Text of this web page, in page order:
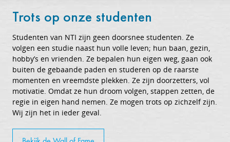
Trots op onze studenten
Studenten van NTI zijn geen doorsnee studenten. Ze
volgen een studie naast hun volle leven; hun baan, gezin,
hobby’s en vrienden. Ze bepalen hun eigen weg, gaan ook
buiten de gebaande paden en studeren op de raarste
momenten en vreemdste plekken. Ze zijn doorzetters, vol
motivatie. Omdat ze hun droom volgen, stappen zetten, de
regie in eigen hand nemen. Ze mogen trots op zichzelf zijn.
Wij zijn het in ieder geval.